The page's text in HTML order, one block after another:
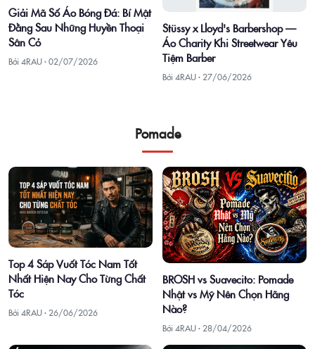
Giải Mã Số Áo Bóng Đá: Bí Mật
Đằng Sau Những Huyền Thoại
Sân Cỏ
Bởi 4RAU ·02/07/2026
Stüssy x Lloyd's Barbershop —
Áo Charity Khi Streetwear Yêu
Tiệm Barber
Bởi 4RAU · 27/06/2026
Pomade
Top 4 Sáp Vuốt Tóc Nam Tốt
Nhất Hiện Nay Cho Từng Chất
Tóc
Bởi 4RAU · 26/06/2026
BROSH vs Suavecito: Pomade
Nhật vs Mỹ Nên Chọn Hãng
Nào?
Bởi 4RAU · 28/04/2026